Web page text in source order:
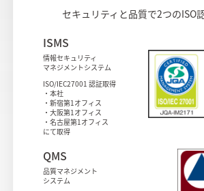
セキュリティと品質で2つのISO
ISMS
情報セキュリティ
マネジメントシステム
ISO/IEC27001 認証取得
・本社
・新宿第1オフィス
・大阪第1オフィス
・名古屋第1オフィス
にて取得
QMS
品質マネジメント
システム